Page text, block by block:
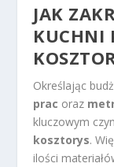
JAK
KUCHNI
Określając
prac oraz
kluczowym
kosztorys.
ilości